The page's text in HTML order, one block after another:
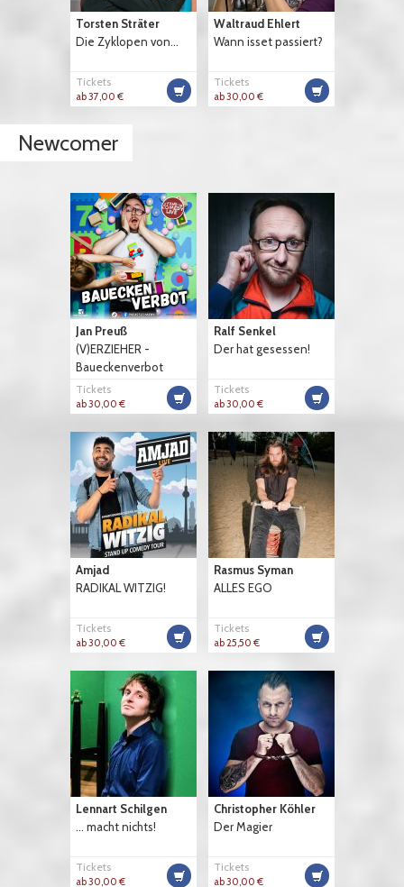
Torsten Sträter
Die Zyklopen von...
Tickets
ab 37,00 €
Waltraud Ehlert
Wann isset passiert?
Tickets
ab 30,00 €
Newcomer
Jan Preuß
(V)ERZIEHER -
Baueckenverbot
Tickets
ab 30,00 €
Ralf Senkel
Der hat gesessen!
Tickets
ab 30,00 €
Amjad
RADIKAL WITZIG!
Tickets
ab 30,00 €
Rasmus Syman
ALLES EGO
Tickets
ab 25,50 €
Lennart Schilgen
... macht nichts!
Tickets
ab 30,00 €
Christopher Köhler
Der Magier
Tickets
ab 30,00 €